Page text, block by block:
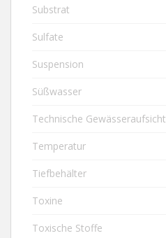
Substrat
Sulfate
Suspension
Süßwasser
Technische Gewässeraufsicht
Temperatur
Tiefbehälter
Toxine
Toxische Stoffe